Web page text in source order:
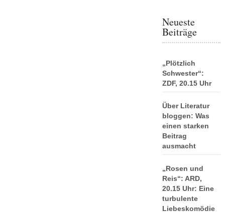
Neueste
Beiträge
„Plötzlich
Schwester“:
ZDF, 20.15 Uhr
Über Literatur
bloggen: Was
einen starken
Beitrag
ausmacht
„Rosen und
Reis“: ARD,
20.15 Uhr: Eine
turbulente
Liebeskomödie